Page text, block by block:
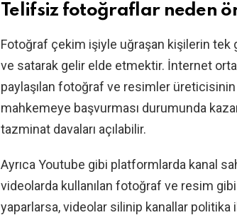
Telifsiz fotoğraflar neden
Fotoğraf çekim işiyle uğraşan kişilerin tek
ve satarak gelir elde etmektir. İnternet
paylaşılan fotoğraf ve resimler üreticisinin
mahkemeye başvurması durumunda
tazminat davaları açılabilir.
Ayrıca Youtube gibi platformlarda kanal
videolarda kullanılan fotoğraf ve resim
yaparlarsa, videolar silinip kanallar